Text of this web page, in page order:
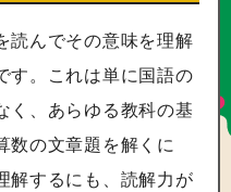
読んでその意味を理解
す。これは単に国語の
く、あらゆる教科の基
数の文章題を解くに
解するにも、読解力が